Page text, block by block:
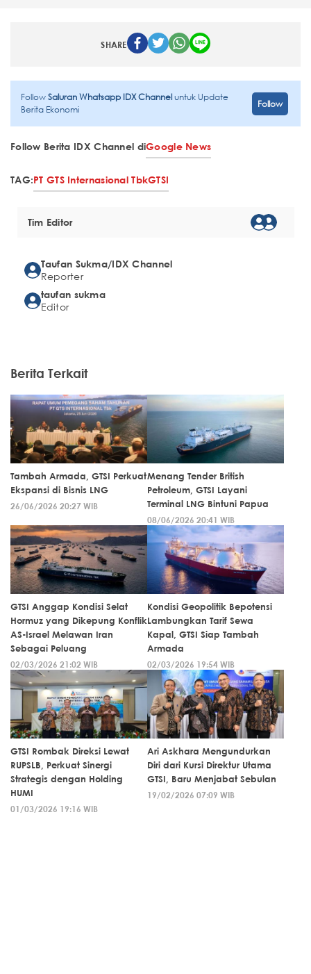
SHARE
FollowSaluran Whatsapp IDX Channeluntuk Update
Berita Ekonomi
Follow
Follow Berita IDX Channel diGoogle News
TAG:PT GTS Internasional TbkGTSI
Tim Editor
Taufan Sukma/IDX Channel
Reporter
taufan sukma
Editor
Berita Terkait
Tambah Armada, GTSI Perkuat
Ekspansi di Bisnis LNG
26/06/2026 20:27 WIB
Menang Tender British
Petroleum, GTSI Layani
Terminal LNG Bintuni Papua
08/06/2026 20:41 WIB
GTSI Anggap Kondisi Selat
Hormuz yang Dikepung Konflik
AS-Israel Melawan Iran
Sebagai Peluang
02/03/2026 21:02 WIB
Kondisi Geopolitik Bepotensi
Lambungkan Tarif Sewa
Kapal, GTSI Siap Tambah
Armada
02/03/2026 19:54 WIB
GTSI Rombak Direksi Lewat
RUPSLB, Perkuat Sinergi
Strategis dengan Holding
HUMI
01/03/2026 19:16 WIB
Ari Askhara Mengundurkan
Diri dari Kursi Direktur Utama
GTSI, Baru Menjabat Sebulan
19/02/2026 07:09 WIB